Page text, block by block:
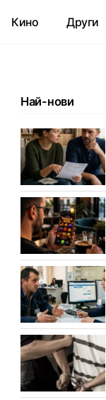
Кино Други
Най-нови